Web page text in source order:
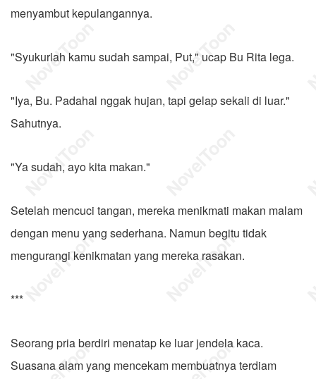
menyambut kepulangannya.
"Syukurlah kamu sudah sampai, Put," ucap Bu Rita lega.
"Iya, Bu. Padahal nggak hujan, tapi gelap sekali di luar."
Sahutnya.
"Ya sudah, ayo kita makan."
Setelah mencuci tangan, mereka menikmati makan malam
dengan menu yang sederhana. Namun begitu tidak
mengurangi kenikmatan yang mereka rasakan.
***
Seorang pria berdiri menatap ke luar jendela kaca.
Suasana alam yang mencekam membuatnya terdiam